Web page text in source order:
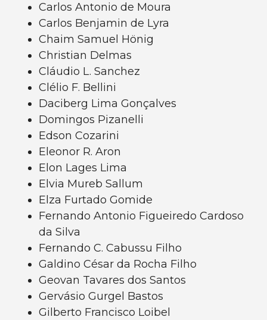
Carlos Antonio de Moura
Carlos Benjamin de Lyra
Chaim Samuel Hönig
Christian Delmas
Cláudio L. Sanchez
Clélio F. Bellini
Daciberg Lima Gonçalves
Domingos Pizanelli
Edson Cozarini
Eleonor R. Aron
Elon Lages Lima
Elvia Mureb Sallum
Elza Furtado Gomide
Fernando Antonio Figueiredo Cardoso
da Silva
Fernando C. Cabussu Filho
Galdino César da Rocha Filho
Geovan Tavares dos Santos
Gervásio Gurgel Bastos
Gilberto Francisco Loibel